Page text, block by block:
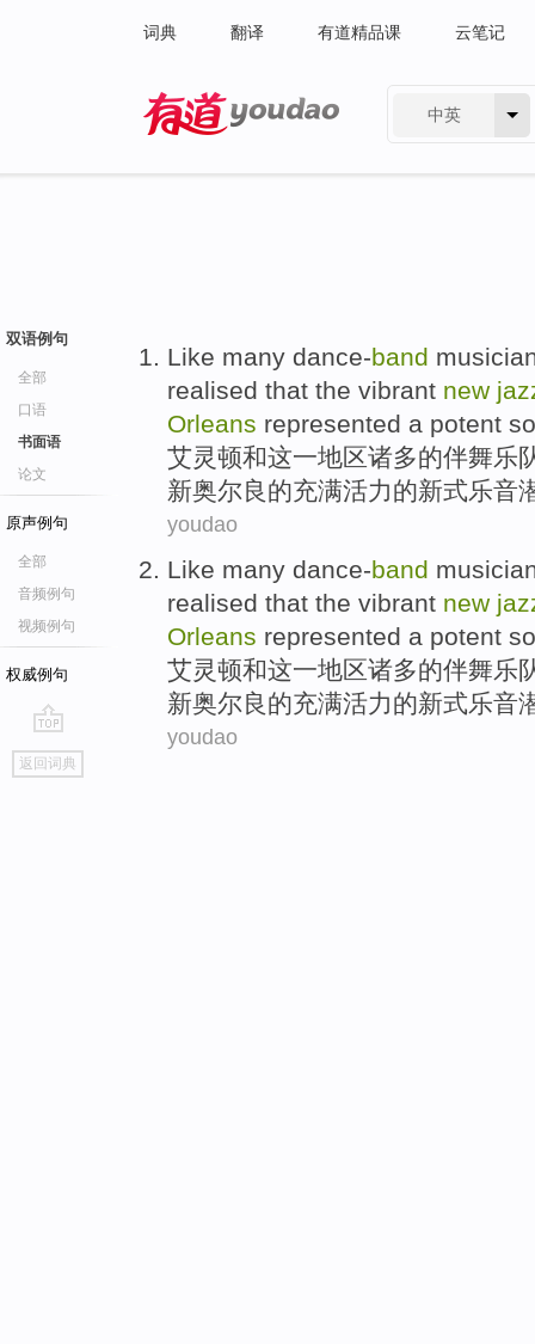
词典 翻译 有道精品课 云笔记
中英
双语例句
全部
口语
书面语
论文
原声例句
全部
音频例句
视频例句
权威例句
go
top
返回词典
Like many dance-band
realised that the vibrant new
Orleans represented a potent
艾灵顿和这一地区诸多的伴舞乐
新奥尔良的充满活力的新式乐音
youdao
Like many dance-band
realised that the vibrant new
Orleans represented a potent
艾灵顿和这一地区诸多的伴舞乐
新奥尔良的充满活力的新式乐音
youdao